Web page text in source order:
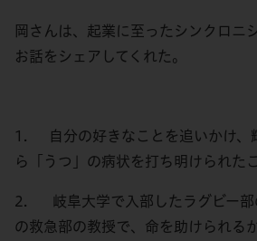
岡さんは、起業に至ったシンクロニ
お話をシェアしてくれた。
1. 自分の好きなことを追いかけ、
ら「うつ」の病状を打ち明けられた
2. 岐阜大学で入部したラグビー部
の救急部の教授で、命を助けられる